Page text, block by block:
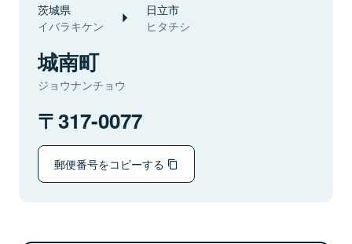
茨城県
イバラキケン
日立市
ヒタチシ
城南町
ジョウナンチョウ
317-0077
郵便番号をコピーする